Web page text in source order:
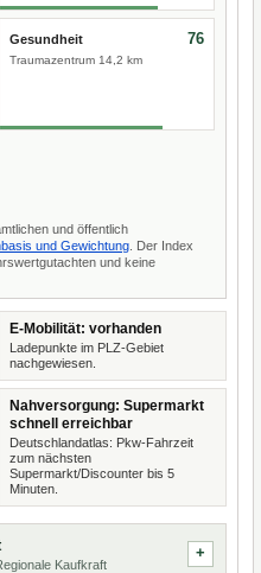
Gesundheit
Traumazentrum 14,2 km
76
und öffentlich
und Gewichtung . Der Index
und keine
E-Mobilität: vorhanden
Ladepunkte im PLZ-Gebiet
nachgewiesen.
Nahversorgung: Supermarkt
schnell erreichbar
Deutschlandatlas: Pkw-Fahrzeit
zum nächsten
Supermarkt/Discounter bis 5
Minuten.
Kaufkraft